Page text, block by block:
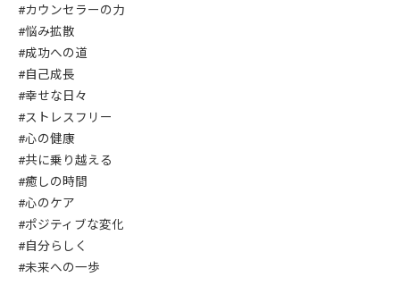
#カウンセラーの力
#悩み拡散
#成功への道
#自己成長
#幸せな日々
#ストレスフリー
#心の健康
#共に乗り越える
#癒しの時間
#心のケア
#ポジティブな変化
#自分らしく
#未来への一歩